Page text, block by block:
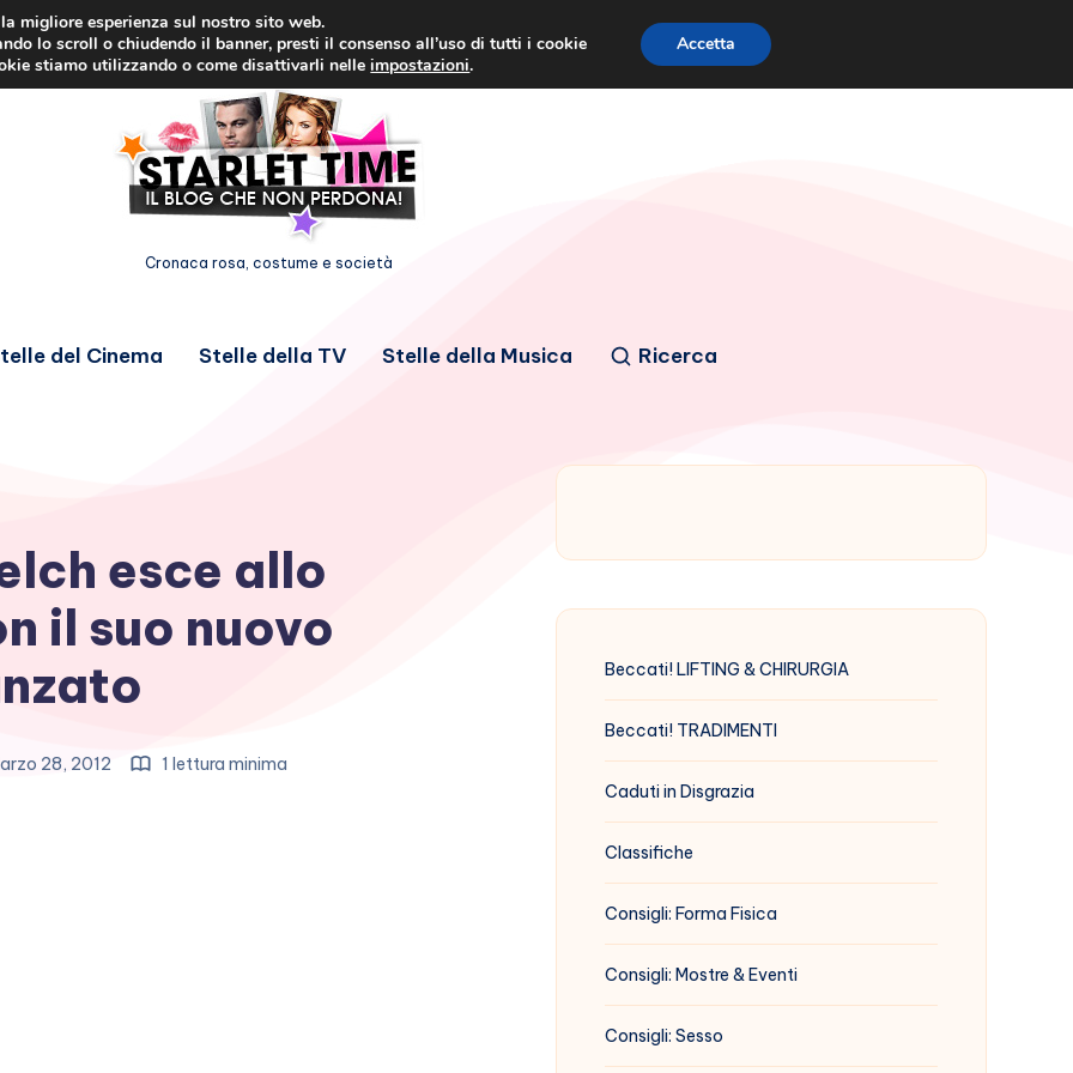
Cronaca rosa, costume e società
del Cinema Stelle della TV Stelle della Musica Ricerca
esce allo
il suo nuovo
28, 2012 1 lettura minima
Beccati! LIFTING & CHIRURGIA
Beccati! TRADIMENTI
Caduti in Disgrazia
Classifiche
Consigli: Forma Fisica
Consigli: Mostre & Eventi
Consigli: Sesso
migliore esperienza sul nostro sito web.
lo scroll o chiudendo il banner, presti il consenso all’uso di tutti i cookie
stiamo utilizzando o come disattivarli nelleimpostazioni.
Accetta